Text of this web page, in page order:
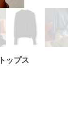
ップス